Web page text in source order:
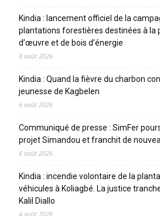
Kindia : lancement officiel de la
plantations forestières destinées à la
d’œuvre et de bois d’énergie
8 août 2026
Kindia : Quand la fièvre du charbon
jeunesse de Kagbelen
6 août 2026
Communiqué de presse : SimFer
projet Simandou et franchit de
6 août 2026
Kindia : incendie volontaire de la
véhicules à Koliagbé. La justice
Kalil Diallo
4 août 2026